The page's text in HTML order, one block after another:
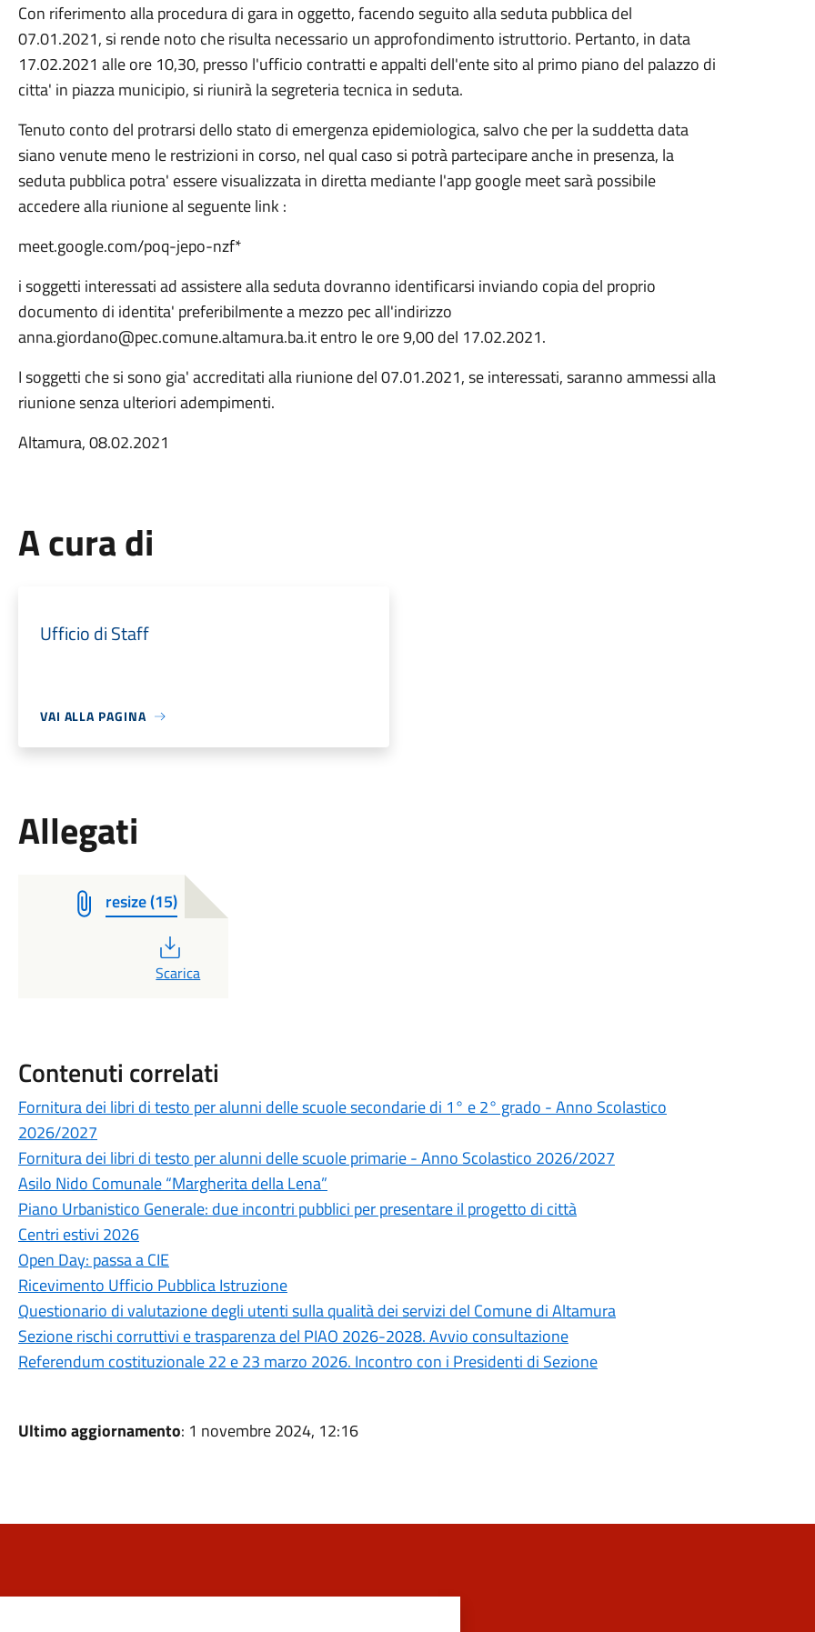
Con riferimento alla procedura di gara in oggetto, facendo seguito alla seduta pubblica del
07.01.2021, si rende noto che risulta necessario un approfondimento istruttorio. Pertanto, in data
17.02.2021 alle ore 10,30, presso l'ufficio contratti e appalti dell'ente sito al primo piano del palazzo di
citta' in piazza municipio, si riunirà la segreteria tecnica in seduta.
Tenuto conto del protrarsi dello stato di emergenza epidemiologica, salvo che per la suddetta data
siano venute meno le restrizioni in corso, nel qual caso si potrà partecipare anche in presenza, la
seduta pubblica potra' essere visualizzata in diretta mediante l'app google meet sarà possibile
accedere alla riunione al seguente link :
meet.google.com/poq-jepo-nzf*
i soggetti interessati ad assistere alla seduta dovranno identificarsi inviando copia del proprio
documento di identita' preferibilmente a mezzo pec all'indirizzo
anna.giordano@pec.comune.altamura.ba.it entro le ore 9,00 del 17.02.2021.
I soggetti che si sono gia' accreditati alla riunione del 07.01.2021, se interessati, saranno ammessi alla
riunione senza ulteriori adempimenti.
Altamura, 08.02.2021
A cura di
Ufficio di Staff
VAI ALLA PAGINA
Allegati
resize (15)
PDF
Scarica
Contenuti correlati
Fornitura dei libri di testo per alunni delle scuole secondarie di 1° e 2° grado - Anno Scolastico
2026/2027
Fornitura dei libri di testo per alunni delle scuole primarie - Anno Scolastico 2026/2027
Asilo Nido Comunale “Margherita della Lena”
Piano Urbanistico Generale: due incontri pubblici per presentare il progetto di città
Centri estivi 2026
Open Day: passa a CIE
Ricevimento Ufficio Pubblica Istruzione
Questionario di valutazione degli utenti sulla qualità dei servizi del Comune di Altamura
Sezione rischi corruttivi e trasparenza del PIAO 2026-2028. Avvio consultazione
Referendum costituzionale 22 e 23 marzo 2026. Incontro con i Presidenti di Sezione
Ultimo aggiornamento: 1 novembre 2024, 12:16